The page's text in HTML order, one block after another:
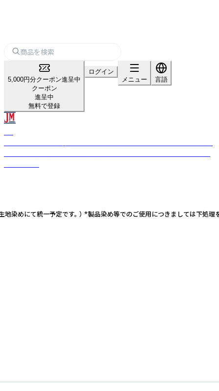
5,000円分クーポン進呈中
クーポン
進呈中
無料で登録
ログイン
メニュー
言語
統一予定です。 ） *製品染め等でのご使用につきましては下処